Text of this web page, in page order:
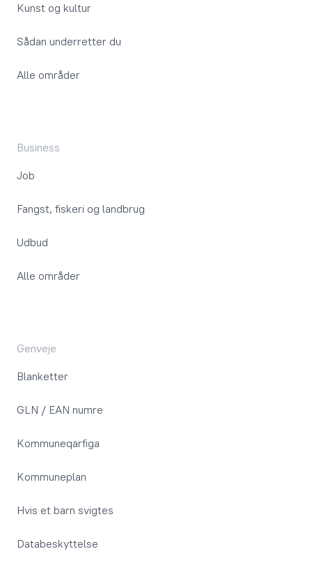
Kunst og kultur
Sådan underretter du
Alle områder
Business
Job
Fangst, fiskeri og landbrug
Udbud
Alle områder
Genveje
Blanketter
GLN / EAN numre
Kommuneqarfiga
Kommuneplan
Hvis et barn svigtes
Databeskyttelse